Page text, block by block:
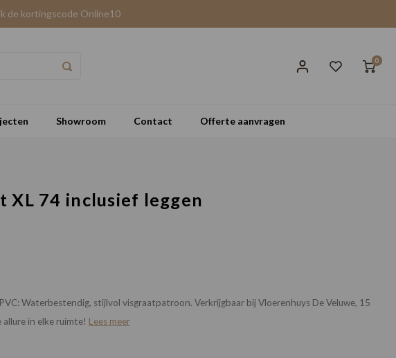
de kortingscode Online10
0
Showroom Contact Offerte aanvragen
XL 74 inclusief leggen
Waterbestendig, stijlvol visgraatpatroon. Verkrijgbaar bij Vloerenhuys De Veluwe, 15
in elke ruimte! Lees meer